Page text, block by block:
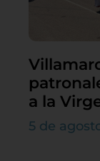
a la
5 de